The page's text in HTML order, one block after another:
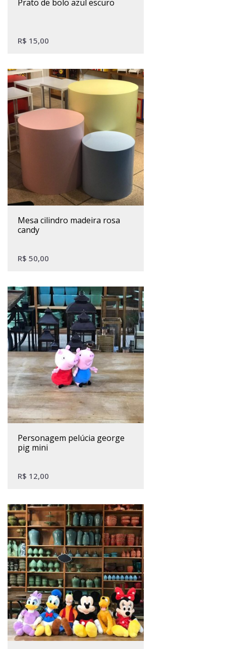
prato de bolo azul escuro
R$ 15,00
mesa cilindro madeira rosa
candy
R$ 50,00
personagem pelúcia george
pig mini
R$ 12,00